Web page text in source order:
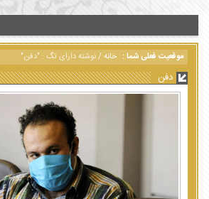
موقعیت فعلی شما : خانه/نوشته دارای تگ : "دفن"
دفن